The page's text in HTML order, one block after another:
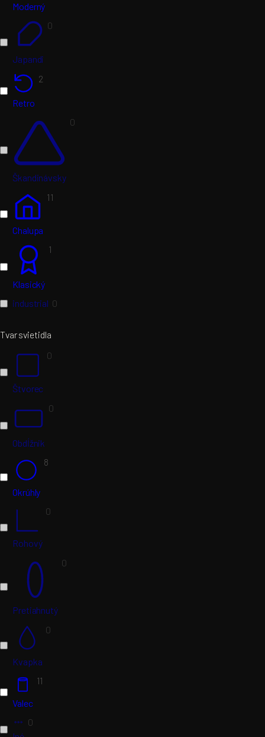
Moderný
Japandi
0
Retro
2
Škandinávsky
0
Chalupa
11
Klasický
1
industrial 0
Tvar svietidla
Štvorec
0
Obdĺžnik
0
Okrúhly
8
Rohový
0
Pretiahnutý
0
Kvapka
0
Valec
11
0